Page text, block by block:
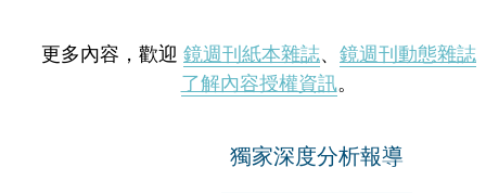
更多內容，歡迎 鏡週刊紙本雜誌、 鏡週刊動態雜誌
了解內容授權資訊。
獨家深度分析報導